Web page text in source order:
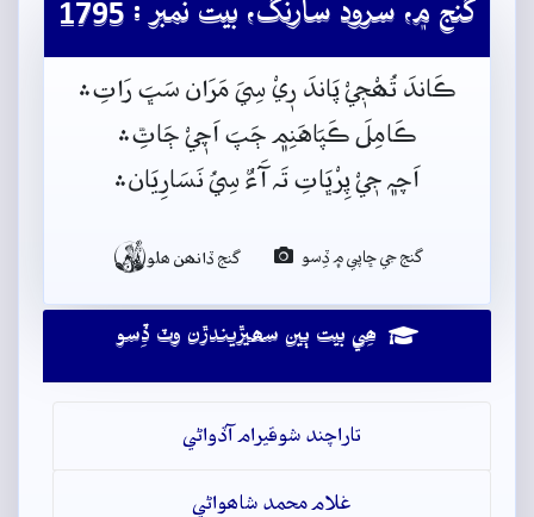
گنج ۾، سرود سارنگ، بيت نمبر : 1795
ڪَاندَ تُھْجٖيْ پَاندَ رٖيْ سِيَ مَرَان سَڀَ رَاتِ﮶
ڪَامِلَ ڪَپَاهَنِم﮼ ڄَپَ اَچٖيْ ڄَاتِّ﮶
اَچہ﮼ جٖيْ پِرْڀَاتِ تَہ آَءٌ سِيُ نَسَارِيَان﮶
گنج جي ڇاپي ۾ ڏِسو گنج ڏانھن ھلو
ھِي بيت ٻين سھيڙيندڙن وٽ ڏِسو
تاراچند شوقيرام آڏواڻي
غلام محمد شاھواڻي